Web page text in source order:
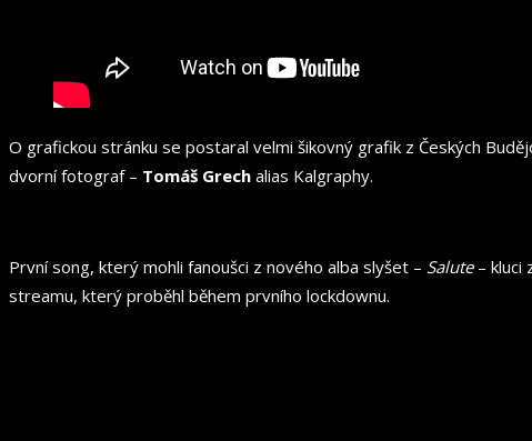
O grafickou stránku se postaral velmi šikovný grafik z Českých
dvorní fotograf – Tomáš Grech alias Kalgraphy.
První song, který mohli fanoušci z nového alba slyšet – Salute– kluci
streamu, který proběhl během prvního lockdownu.